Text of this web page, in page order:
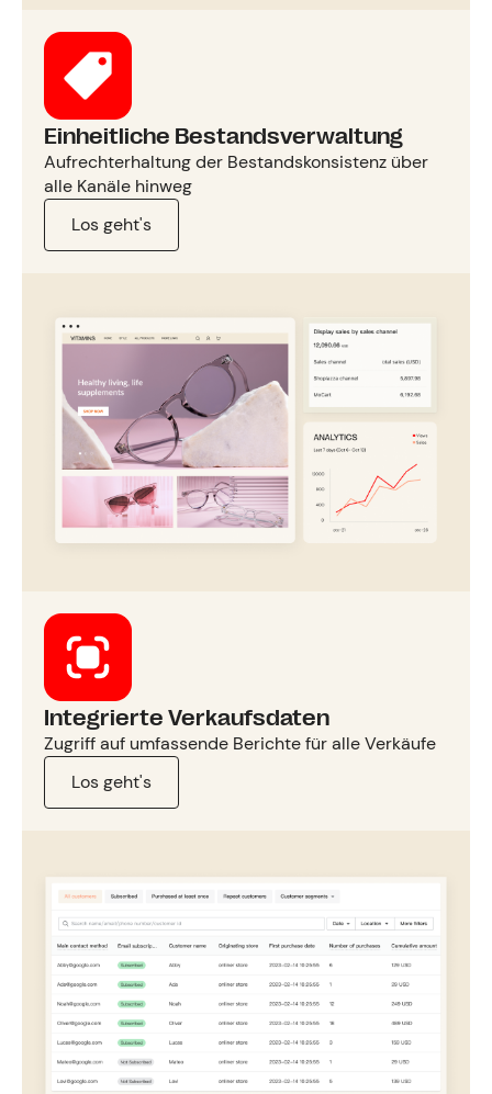
Einheitliche Bestandsverwaltung
Aufrechterhaltung der Bestandskonsistenz über
alle Kanäle hinweg
Los geht's
Integrierte Verkaufsdaten
Zugriff auf umfassende Berichte für alle Verkäufe
Los geht's